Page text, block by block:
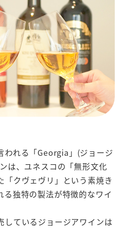
われる「Georgia」(ジョージ
は、ユネスコの「無形文化
「クヴェヴリ」という素焼き
る独特の製法が特徴的なワイ
しているジョージアワインは